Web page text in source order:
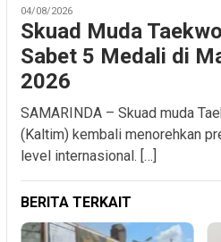
04/08/2026
Skuad Muda
Sabet 5 Medali di
2026
SAMARINDA – Skuad muda
(Kaltim) kembali menorehkan
level internasional. […]
BERITA TERKAIT